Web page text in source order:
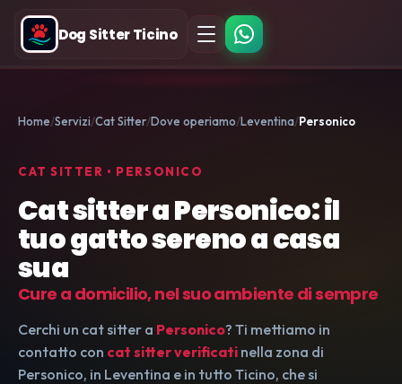
Dog Sitter Ticino
Home Servizi Cat Sitter Dove operiamo Leventina Personico
CAT SITTER • PERSONICO
Cat sitter a Personico: il
tuo gatto sereno a casa
sua
Cure a domicilio, nel suo ambiente di sempre
Cerchi un cat sitter a Personico? Ti mettiamo in
contatto con cat sitter verificati nella zona di
Personico, in Leventina e in tutto Ticino, che si